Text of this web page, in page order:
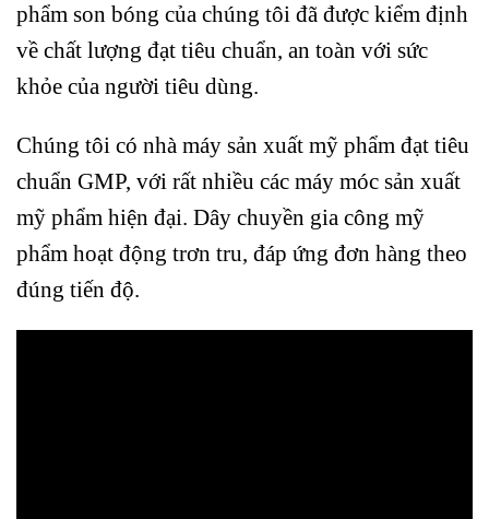
phẩm son bóng của chúng tôi đã được kiểm định
về chất lượng đạt tiêu chuẩn, an toàn với sức
khỏe của người tiêu dùng.
Chúng tôi có nhà máy sản xuất mỹ phẩm đạt tiêu
chuẩn GMP, với rất nhiều các máy móc sản xuất
mỹ phẩm hiện đại. Dây chuyền gia công mỹ
phẩm hoạt động trơn tru, đáp ứng đơn hàng theo
đúng tiến độ.